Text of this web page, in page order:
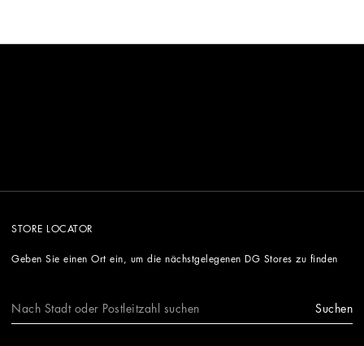
STORE LOCATOR
Geben Sie einen Ort ein, um die nächstgelegenen DG Stores zu finden
Suchen